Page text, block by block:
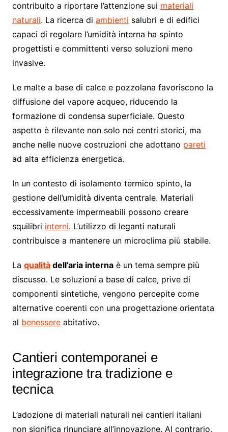
contribuito a riportare l’attenzione sui materiali
naturali. La ricerca di ambienti salubri e di edifici
capaci di regolare l’umidità interna ha spinto
progettisti e committenti verso soluzioni meno
invasive.
Le malte a base di calce e pozzolana favoriscono la
diffusione del vapore acqueo, riducendo la
formazione di condensa superficiale. Questo
aspetto è rilevante non solo nei centri storici, ma
anche nelle nuove costruzioni che adottano pareti
ad alta efficienza energetica.
In un contesto di isolamento termico spinto, la
gestione dell’umidità diventa centrale. Materiali
eccessivamente impermeabili possono creare
squilibri interni. L’utilizzo di leganti naturali
contribuisce a mantenere un microclima più stabile.
La qualitàdell’aria internaè un tema sempre più
discusso. Le soluzioni a base di calce, prive di
componenti sintetiche, vengono percepite come
alternative coerenti con una progettazione orientata
al benessereabitativo.
Cantieri contemporanei e
integrazione tra tradizione e
tecnica
L’adozione di materiali naturali nei cantieri italiani
non significa rinunciare all’innovazione. Al contrario,